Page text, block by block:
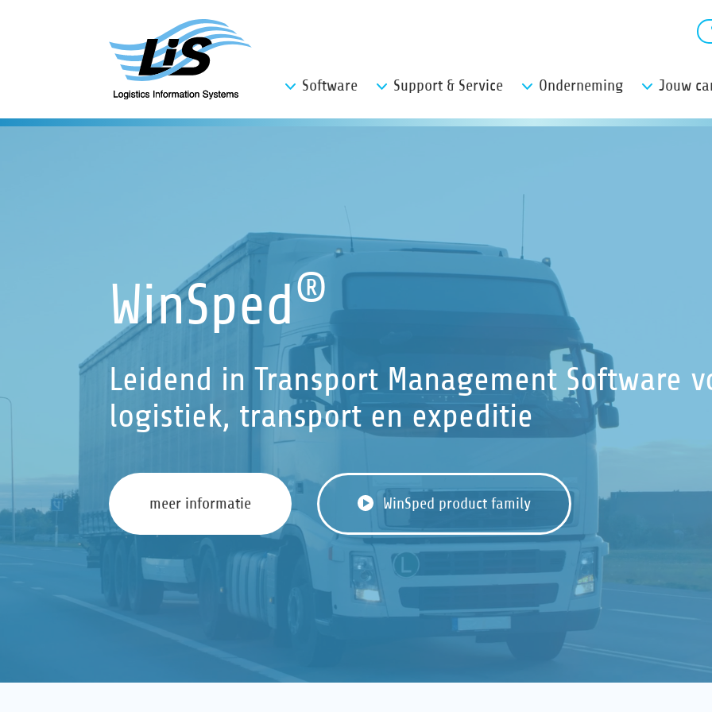
Software Support & Service Onderneming Jouw
WinSped®
Leidend in Transport Management Software
logistiek, transport en expeditie
meer informatie WinSped product family